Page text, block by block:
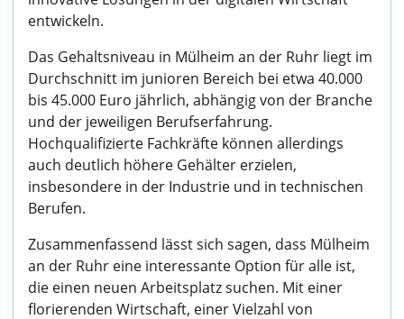
entwickeln.
Das Gehaltsniveau in Mülheim an der Ruhr liegt im
Durchschnitt im junioren Bereich bei etwa 40.000
bis 45.000 Euro jährlich, abhängig von der Branche
und der jeweiligen Berufserfahrung.
Hochqualifizierte Fachkräfte können allerdings
auch deutlich höhere Gehälter erzielen,
insbesondere in der Industrie und in technischen
Berufen.
Zusammenfassend lässt sich sagen, dass Mülheim
an der Ruhr eine interessante Option für alle ist,
die einen neuen Arbeitsplatz suchen. Mit einer
florierenden Wirtschaft, einer Vielzahl von